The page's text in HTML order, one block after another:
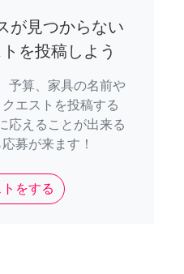
が見つからない
を投稿しよう
予算、家具の名前や
エストを投稿する
応えることが出来る
募が来ます！
をする